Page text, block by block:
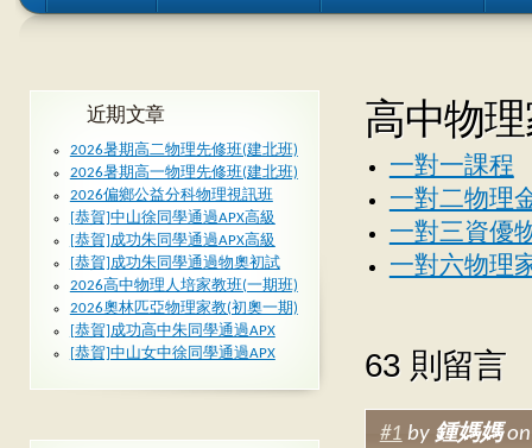
高中物
一對一課程
一對二物理
一對三資優
一對六物理
63 則留言
#1 by 鍾媽媽on
近期文章
2026暑期高二物理先修班(建北班)
2026暑期高一物理先修班(建北班)
2026偏鄉公益分科物理視訊班
[恭賀]中山徐同學通過APX高級
[恭賀]成功朱同學通過APX高級
[恭賀]成功朱同學通過物奧初試
2026高中物理人培家教班(一期班)
2026奧林匹亞物理家教(初奧一期)
[恭賀]成功高中朱同學通過APX
[恭賀]中山女中徐同學通過APX